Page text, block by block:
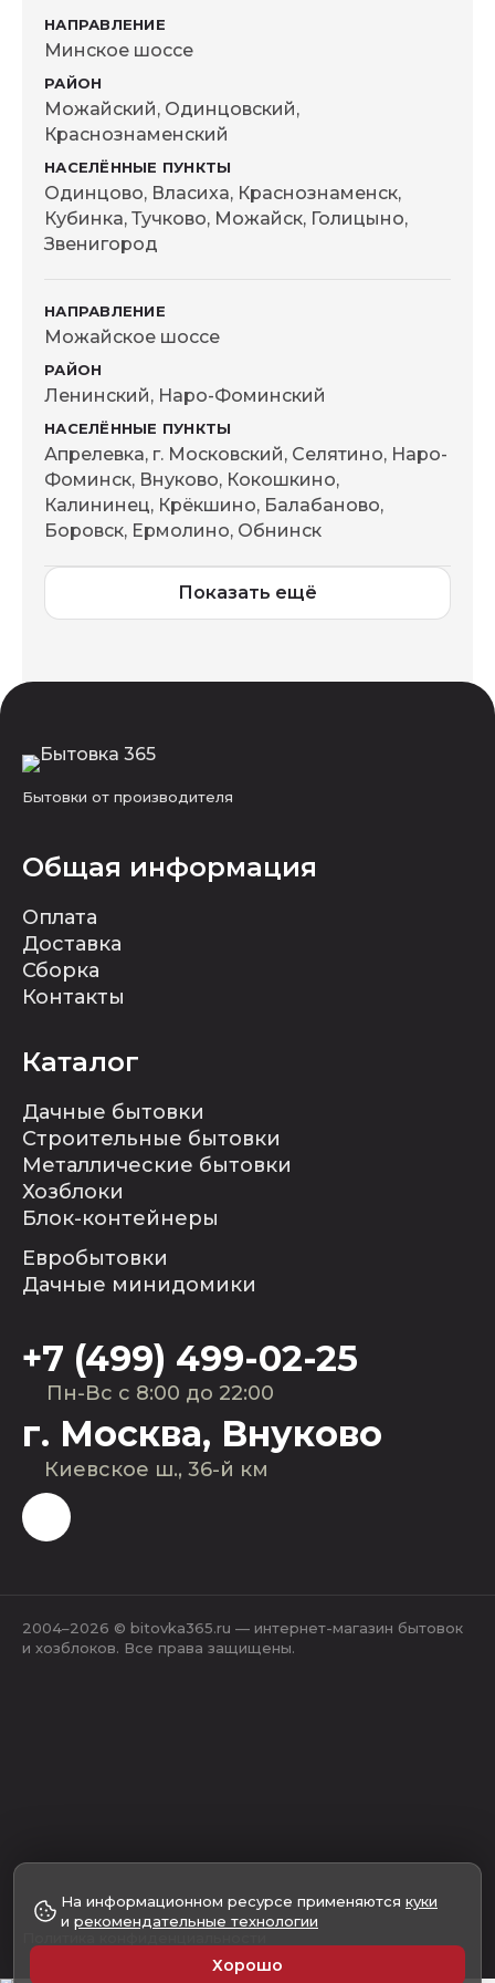
На информационном ресурсе применяются куки
и рекомендательные технологии
Хорошо
Минское шоссе
Можайский, Одинцовский,
Краснознаменский
Одинцово, Власиха, Краснознаменск,
Кубинка, Тучково, Можайск, Голицыно,
Звенигород
Можайское шоссе
Ленинский, Наро-Фоминский
Апрелевка, г. Московский, Селятино, Наро-
Фоминск, Внуково, Кокошкино,
Калининец, Крёкшино, Балабаново,
Боровск, Ермолино, Обнинск
Показать ещё
Бытовки от производителя
Общая информация
Оплата
Доставка
Сборка
Контакты
Каталог
Дачные бытовки
Строительные бытовки
Металлические бытовки
Хозблоки
Блок-контейнеры
Евробытовки
Дачные минидомики
+7 (499) 499-02-25
Пн-Вс с 8:00 до 22:00
г. Москва, Внуково
Киевское ш., 36-й км
2004–2026 © bitovka365.ru — интернет-магазин бытовок
и хозблоков. Все права защищены.